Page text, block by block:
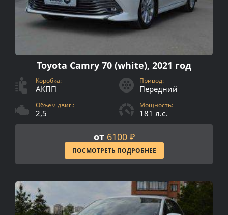
Toyota Camry 70 (white), 2021 год
Коробка:
АКПП
Привод:
Передний
Объем двиг.:
2,5
Мощность:
181 л.с.
от 6100 ₽
ПОСМОТРЕТЬ ПОДРОБНЕЕ